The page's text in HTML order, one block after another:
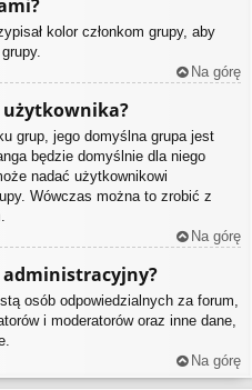
kolor członkom grupy, aby
Na górę
użytkownika?
grup, jego domyślna grupa jest
będzie domyślnie dla niego
nadać użytkownikowi
Wówczas można to zrobić z
Na górę
administracyjny?
osób odpowiedzialnych za forum,
i moderatorów oraz inne dane,
Na górę